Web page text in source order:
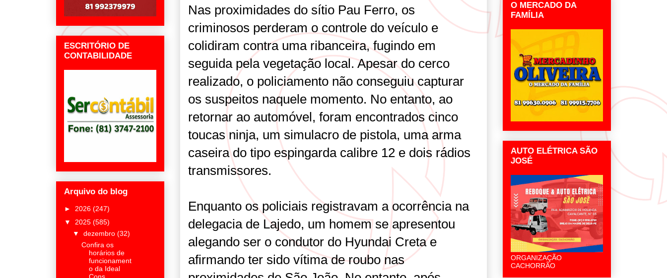
Nas proximidades do sítio Pau Ferro, os
criminosos perderam o controle do veículo e
colidiram contra uma ribanceira, fugindo em
seguida pela vegetação local. Apesar do cerco
realizado, o policiamento não conseguiu capturar
os suspeitos naquele momento. No entanto, ao
retornar ao automóvel, foram encontrados cinco
toucas ninja, um simulacro de pistola, uma arma
caseira do tipo espingarda calibre 12 e dois rádios
transmissores.
Enquanto os policiais registravam a ocorrência na
delegacia de Lajedo, um homem se apresentou
alegando ser o condutor do Hyundai Creta e
afirmando ter sido vítima de roubo nas
ESCRITÓRIO DE
CONTABILIDADE
Arquivo do blog
► 2026 (247)
▼ 2025 (585)
▼ dezembro (32)
Confira os
horários de
funcionament
o da Ideal
Cons...
O MERCADO DA
FAMÍLIA
AUTO ELÉTRICA SÃO
JOSÉ
ORGANIZAÇÃO
CACHORRÃO